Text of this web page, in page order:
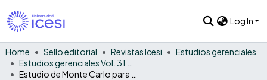
Log In
Home Sello editorial Revistas Icesi
Estudios gerenciales